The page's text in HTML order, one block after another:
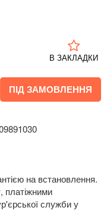
ПІД ЗАМОВЛЕННЯ
В ЗАКЛАДКИ
на встановлення.
платіжними
служби у